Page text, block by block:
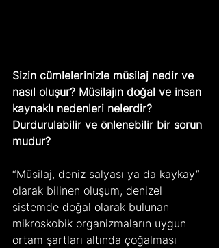
Sizin cümlelerinizle müsilaj nedir ve
nasıl oluşur? Müsilajın doğal ve insan
kaynaklı nedenleri nelerdir?
Durdurulabilir ve önlenebilir bir sorun
mudur?
“Müsilaj, deniz salyası ya da kaykay”
olarak bilinen oluşum, denizel
sistemde doğal olarak bulunan
mikroskobik organizmaların uygun
ortam şartları altında çoğalması